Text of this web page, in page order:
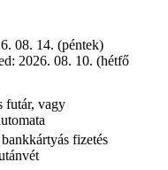
08. 14. (péntek)
2026. 08. 10. (hétfő
futár, vagy